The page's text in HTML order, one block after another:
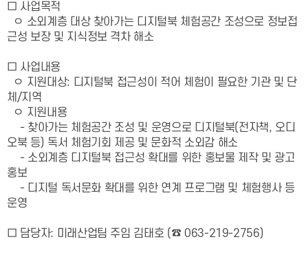
□ 사업목적
ㅇ 소외계층 대상 찾아가는 디지털북 체험공간 조성으로 정보접
근성 보장 및 지식정보 격차 해소
□ 사업내용
ㅇ 지원대상: 디지털북 접근성이 적어 체험이 필요한 기관 및 단
체/지역
ㅇ 지원내용
- 찾아가는 체험공간 조성 및 운영으로 디지털북(전자책, 오디
오북 등) 독서 체험기회 제공 및 문화적 소외감 해소
- 소외계층 디지털북 접근성 확대를 위한 홍보물 제작 및 광고
홍보
- 디지털 독서문화 확대를 위한 연계 프로그램 및 체험행사 등
운영
□ 담당자: 미래산업팀 주임 김태호 (☎ 063-219-2756)